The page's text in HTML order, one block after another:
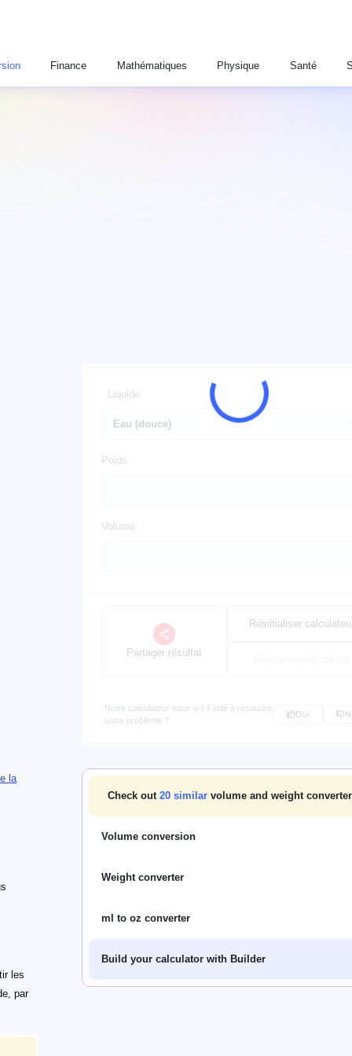
Finance Mathématiques Physique Santé
Liquide
Poids
Volume
Partager résultat
Réinitialiser
Notre calculateur vous a-t-il aidé à résoudre
votre problème ?
Oui
Check out 20 similar volume and weight
Volume conversion
Weight converter
ml to oz converter
Build your calculator with Builder
la
les
par